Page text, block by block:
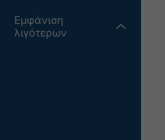
Εμφάνιση
λιγότερων